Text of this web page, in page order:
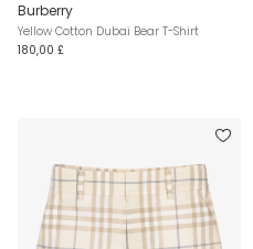
Burberry
Yellow Cotton Dubai Bear T-Shirt
180,00 £